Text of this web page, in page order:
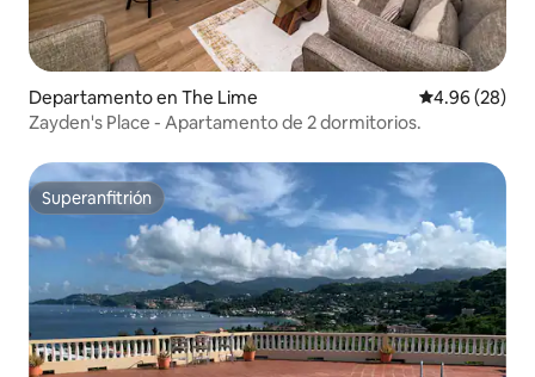
Departamento en The Lime Calificación
4.96 (28)
Zayden's Place - Apartamento de 2 dormitorios.
Superanfitrión
Superanfitrión